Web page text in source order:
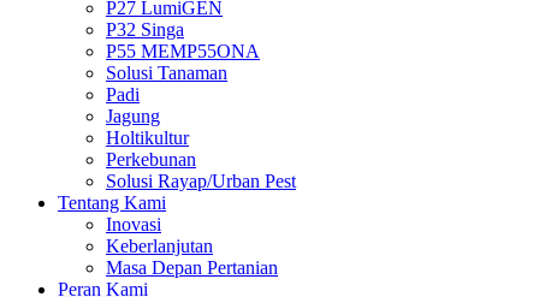
P27 LumiGEN
P32 Singa
P55 MEMP55ONA
Solusi Tanaman
Padi
Jagung
Holtikultur
Perkebunan
Solusi Rayap/Urban Pest
Tentang Kami
Inovasi
Keberlanjutan
Masa Depan Pertanian
Peran Kami